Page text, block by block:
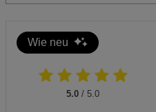
Gerät nur auf
Immer sicherstellen, dass
Das Gerät sollte niemals
Wie neu
5.0 / 5.0